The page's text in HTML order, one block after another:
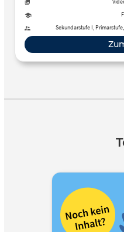
Sekundarstufe I,